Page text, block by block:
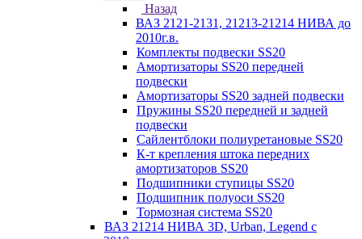
Назад
ВАЗ 2121-2131, 21213-21214 НИВА до
2010г.в.
Комплекты подвески SS20
Амортизаторы SS20 передней
подвески
Амортизаторы SS20 задней подвески
Пружины SS20 передней и задней
подвески
Сайлентблоки полиуретановые SS20
К-т крепления штока передних
амортизаторов SS20
Подшипники ступицы SS20
Подшипник полуоси SS20
Тормозная система SS20
ВАЗ 21214 НИВА 3D, Urban, Legend c